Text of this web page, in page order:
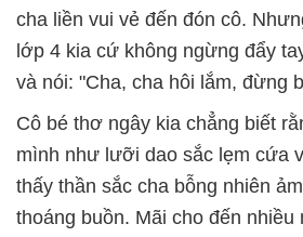
cha liền vui vẻ đến đón cô.
lớp 4 kia cứ không ngừng đẩy
và nói: "Cha, cha hôi lắm, đừng
Cô bé thơ ngây kia chẳng biết
mình như lưỡi dao sắc lẹm cứa
thấy thần sắc cha bỗng nhiên
thoáng buồn. Mãi cho đến nhiều